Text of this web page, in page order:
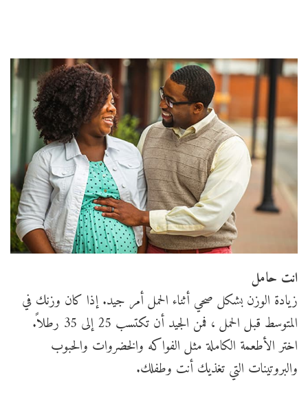
انت حامل
زيادة الوزن بشكل صحي أثناء الحمل أمر جيد. إذا كان وزنك في
المتوسط قبل الحمل ، فمن الجيد أن تكتسب 25 إلى 35 رطلاً.
اختر الأطعمة الكاملة مثل الفواكه والخضروات والحبوب
والبروتينات التي تغذيك أنت وطفلك.